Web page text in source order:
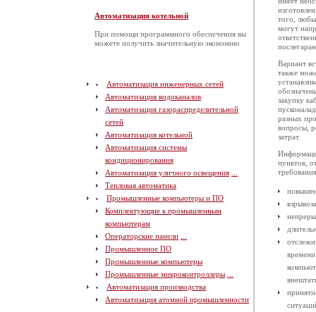
Автоматизация котельной
При помощи программного обеспечения вы
можете получить значительную экономию
Автоматизация инженерных сетей
Автоматизация водоканалов
Автоматизация газораспределительной
сетей
Автоматизация котельной
Автоматизация системы
кондиционирования
Автоматизация уличного освещения
Тепловая автоматика
Промышленные компьютеры и ПО
Комплектующие к промышленным
компьютерам
Операторские панели
Промышленное ПО
Промышленные компьютеры
Промышленные микроконтроллеры
Автоматизация производства
Автоматизация атомной промышленности
того,
могут
Вариант
также
закупку
разных
вопросы,
затрат.
пунктов,